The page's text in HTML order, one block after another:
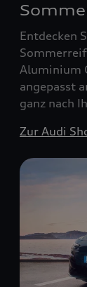
Entdecken
Aluminium
angepasst
ganz nach
Zur Audi